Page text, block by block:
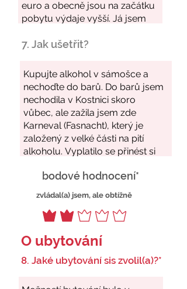
7. Jak ušetřit?
bodové hodnocení*
zvládal(a) jsem, ale obtížně
O ubytování
8. Jaké ubytování sis zvolil(a)?*